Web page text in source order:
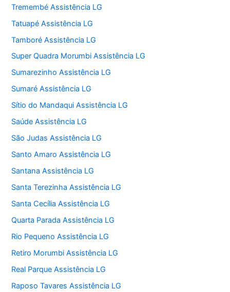
Tremembé Assistência LG
Tatuapé Assistência LG
Tamboré Assistência LG
Super Quadra Morumbi Assistência LG
Sumarezinho Assistência LG
Sumaré Assistência LG
Sítio do Mandaqui Assistência LG
Saúde Assistência LG
São Judas Assistência LG
Santo Amaro Assistência LG
Santana Assistência LG
Santa Terezinha Assistência LG
Santa Cecília Assistência LG
Quarta Parada Assistência LG
Rio Pequeno Assistência LG
Retiro Morumbi Assistência LG
Real Parque Assistência LG
Raposo Tavares Assistência LG